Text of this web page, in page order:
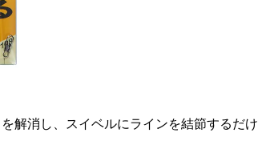
解消し、スイベルにラインを結節するだけ